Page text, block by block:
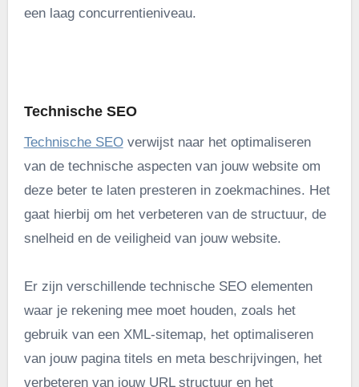
een laag concurrentieniveau.
Technische SEO
Technische SEOverwijst naar het optimaliseren
van de technische aspecten van jouw website om
deze beter te laten presteren in zoekmachines. Het
gaat hierbij om het verbeteren van de structuur, de
snelheid en de veiligheid van jouw website.
Er zijn verschillende technische SEO elementen
waar je rekening mee moet houden, zoals het
gebruik van een XML-sitemap, het optimaliseren
van jouw pagina titels en meta beschrijvingen, het
verbeteren van jouw URL structuur en het